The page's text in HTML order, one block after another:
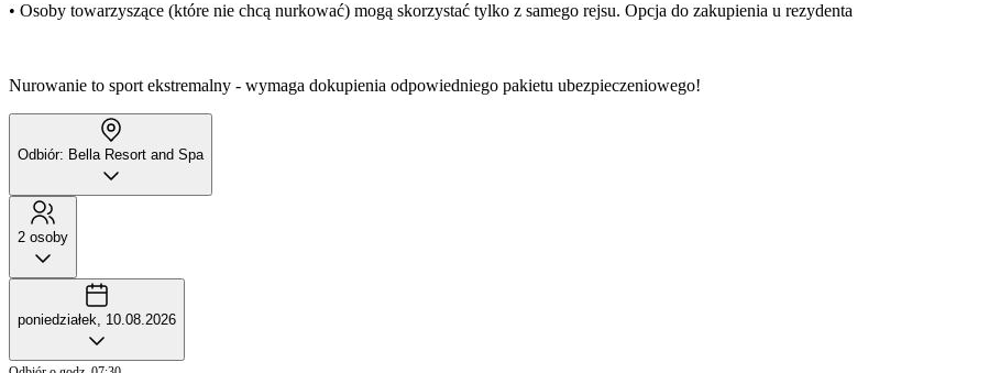
• Osoby towarzyszące (które nie chcą nurkować) mogą skorzystać tylko z samego rejsu. Opcja do zakupienia u rezydenta
Nurowanie to sport ekstremalny - wymaga dokupienia odpowiedniego pakietu ubezpieczeniowego!
Odbiór: Bella Resort and Spa
2 osoby
poniedziałek, 10.08.2026